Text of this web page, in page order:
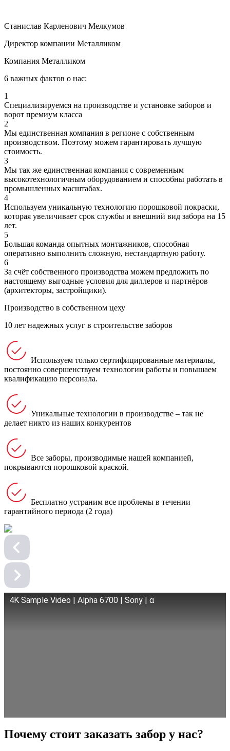
Станислав Карленович Мелкумов
Директор компании Металликом
Компания Металликом
6 важных фактов о нас:
1
Специализируемся на производстве и установке заборов и
ворот премиум класса
2
Мы единственная компания в регионе с собственным
производством. Поэтому можем гарантировать лучшую
стоимость.
3
Мы так же единственная компания с современным
высокотехнологичным оборудованием и способны работать в
промышленных масштабах.
4
Используем уникальную технологию порошковой покраски,
которая увеличивает срок службы и внешний вид забора на 15
лет.
5
Большая команда опытных монтажников, способная
оперативно выполнить сложную, нестандартную работу.
6
За счёт собственного производства можем предложить по
настоящему выгодные условия для диллеров и партнёров
(архитекторы, застройщики).
Производство в собственном цеху
10 лет надежных услуг в строительстве заборов
Используем только сертифицированные материалы,
постоянно совершенствуем технологии работы и повышаем
квалификацию персонала.
Уникальные технологии в производстве – так не
делает никто из наших конкурентов
Все заборы, производимые нашей компанией,
покрываются порошковой краской.
Бесплатно устраним все проблемы в течении
гарантийного периода (2 года)
4K Sample Video | Alpha 6700 | Sony | α
Почему стоит заказать забор у нас?